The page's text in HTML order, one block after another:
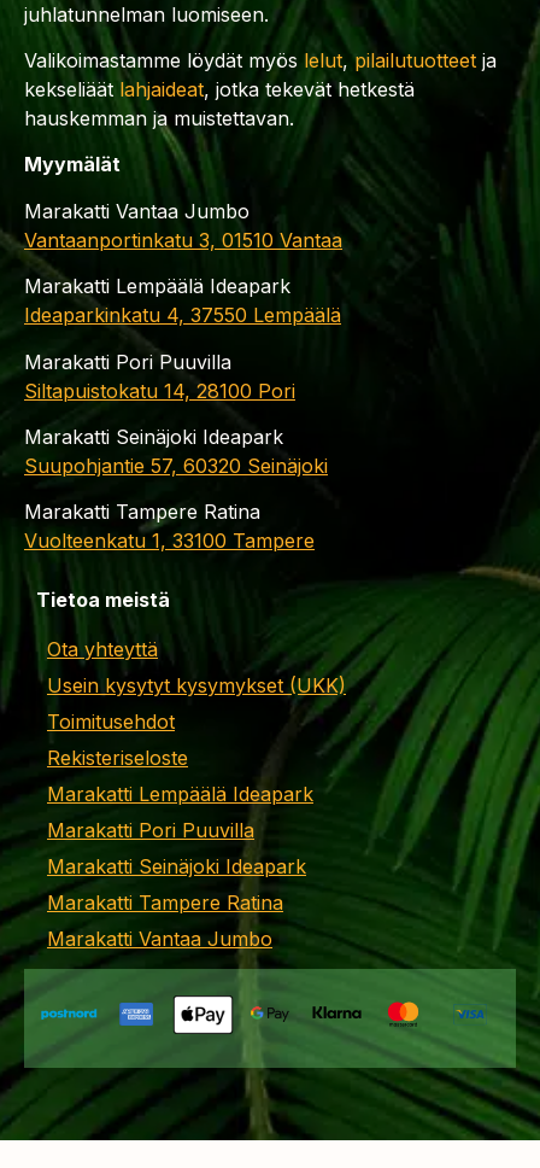
juhlatunnelman luomiseen.
Valikoimastamme löydät myös lelut,pilailutuotteet ja
kekseliäät lahjaideat, jotka tekevät hetkestä
hauskemman ja muistettavan.
Myymälät
Marakatti Vantaa Jumbo
Vantaanportinkatu 3, 01510 Vantaa
Marakatti Lempäälä Ideapark
Ideaparkinkatu 4, 37550 Lempäälä
Marakatti Pori Puuvilla
Siltapuistokatu 14, 28100 Pori
Marakatti Seinäjoki Ideapark
Suupohjantie 57, 60320 Seinäjoki
Marakatti Tampere Ratina
Vuolteenkatu 1, 33100 Tampere
Tietoa meistä
Ota yhteyttä
Usein kysytyt kysymykset (UKK)
Toimitusehdot
Rekisteriseloste
Marakatti Lempäälä Ideapark
Marakatti Pori Puuvilla
Marakatti Seinäjoki Ideapark
Marakatti Tampere Ratina
Marakatti Vantaa Jumbo